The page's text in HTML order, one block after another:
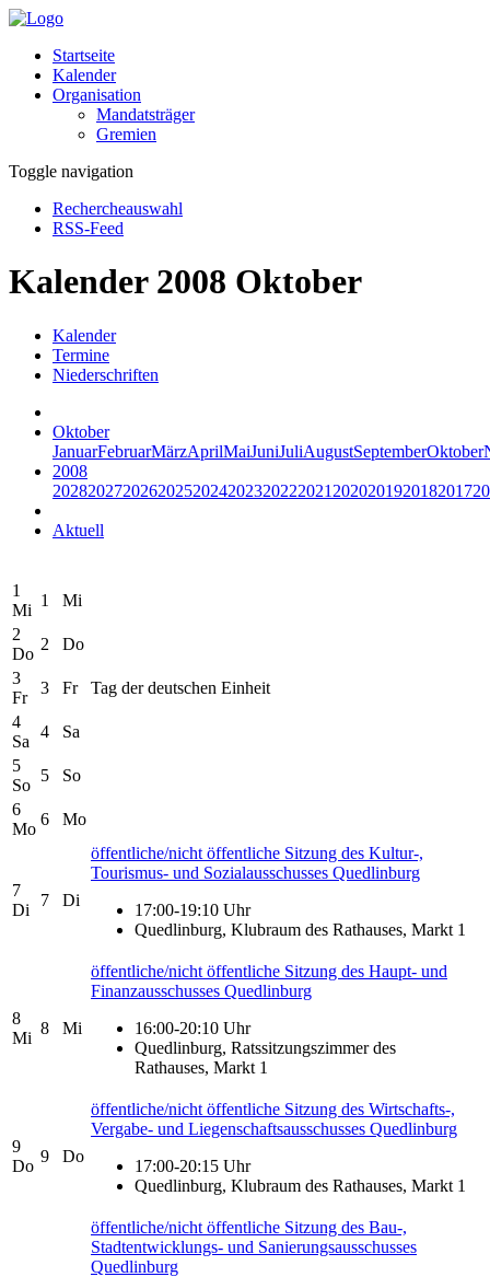
Startseite
Kalender
Organisation
Mandatsträger
Gremien
Toggle navigation
Rechercheauswahl
RSS-Feed
Kalender 2008 Oktober
Kalender
Termine
Niederschriften
Oktober
JanuarFebruarMärzAprilMaiJuniJuliAugustSeptemberOktober
2008
20282027202620252024202320222021 2020201920182017
Aktuell
1
Mi
1
Mi
2
Do
2
Do
3
Fr
3 Fr
Tag der deutschen Einheit
4
Sa
4
Sa
5
So
5
So
6
Mo
6 Mo
7
Di
7 Di
öffentliche/nicht öffentliche Sitzung des Kultur-,
Tourismus- und Sozialausschusses Quedlinburg
17:00-19:10 Uhr
Quedlinburg, Klubraum des Rathauses, Markt 1
8
Mi
8 Mi
öffentliche/nicht öffentliche Sitzung des Haupt- und
Finanzausschusses Quedlinburg
16:00-20:10 Uhr
Quedlinburg, Ratssitzungszimmer des
Rathauses, Markt 1
9
Do
9 Do
öffentliche/nicht öffentliche Sitzung des Wirtschafts-,
Vergabe- und Liegenschaftsausschusses Quedlinburg
17:00-20:15 Uhr
Quedlinburg, Klubraum des Rathauses, Markt 1
öffentliche/nicht öffentliche Sitzung des Bau-,
Stadtentwicklungs- und Sanierungsausschusses
Quedlinburg